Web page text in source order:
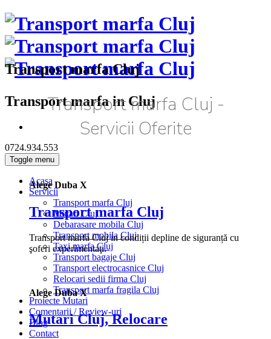
Transport marfa in Cluj
0724.934.553
Toggle menu
Acasa
Servicii
Transport marfa Cluj
Mutari Cluj
Debarasare mobila Cluj
Transport mobila Cluj
Taxi marfa Cluj
Transport bagaje Cluj
Transport electrocasnice Cluj
Relocari sedii firma Cluj
Transport marfa fragila Cluj
Proiecte Mutari
Comentarii / Review-uri
Blog
Contact
Transport marfa Cluj
Transport marfa Cluj -
Servicii Oferite
Alege Duba X
Transport marfa Cluj
Transport marfa Cluj in condiții depline de siguranță cu
şoferi experimentaţi.
Alege Duba X
Mutari Cluj, Relocare